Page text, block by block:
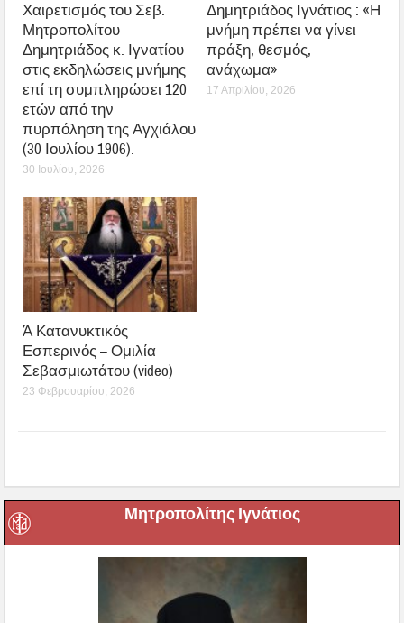
Χαιρετισμός του Σεβ.
Μητροπολίτου
Δημητριάδος κ. Ιγνατίου
στις εκδηλώσεις μνήμης
επί τη συμπληρώσει 120
ετών από την
πυρπόληση της Αγχιάλου
(30 Ιουλίου 1906).
30 Ιουλίου, 2026
Δημητριάδος Ιγνάτιος : «Η
μνήμη πρέπει να γίνει
πράξη, θεσμός,
ανάχωμα»
17 Απριλίου, 2026
Ά Κατανυκτικός
Εσπερινός – Ομιλία
Σεβασμιωτάτου (video)
23 Φεβρουαρίου, 2026
Μητροπολίτης Ιγνάτιος